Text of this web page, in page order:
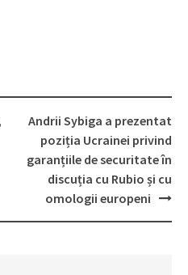
Andrii Sybiga a prezentat
poziția Ucrainei privind
garanțiile de securitate în
discuția cu Rubio și cu
omologii europeni